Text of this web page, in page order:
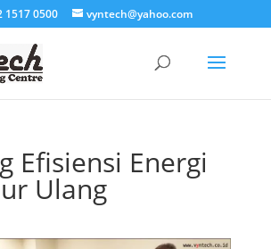
1517 0500 vyntech@yahoo.com
Efisiensi Energi
Ulang